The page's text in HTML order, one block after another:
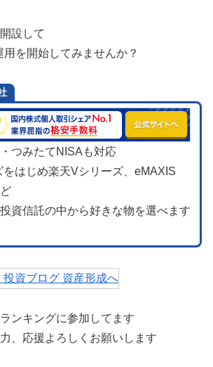
設して
を開始してみませんか？
つみたてNISAも対応
はじめ楽天Vシリーズ、eMAXIS
資信託の中から好きな物を選べます
ンキングに参加してます
、応援よろしくお願いします